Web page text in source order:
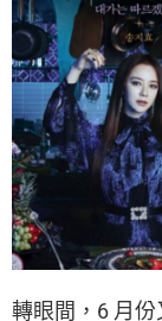
轉眼間，6 月份